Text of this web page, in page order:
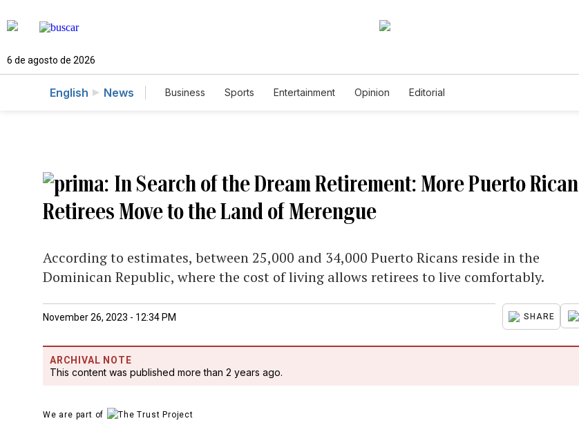
6 de agosto de 2026
English News Business Sports Entertainment Opinion Editorial
In Search of the Dream Retirement: More Puerto Rican
Retirees Move to the Land of Merengue
According to estimates, between 25,000 and 34,000 Puerto Ricans reside in the
Dominican Republic, where the cost of living allows retirees to live comfortably.
November 26, 2023 - 12:34 PM SHARE
ARCHIVAL NOTE
This content was published more than 2 years ago.
We are part of